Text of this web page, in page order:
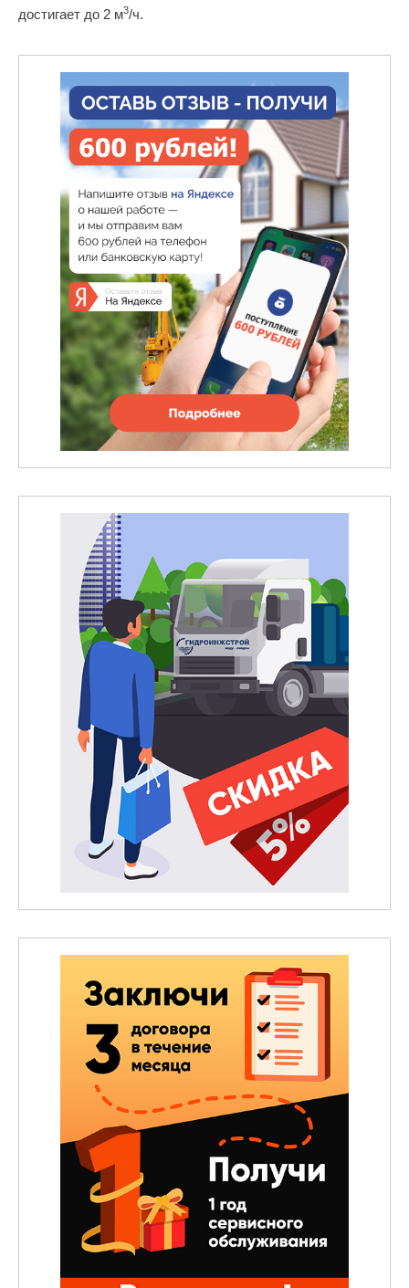
достигает до 2 м3/ч.